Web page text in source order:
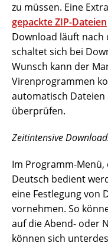
zu müssen. Eine
gepackte ZIP-Dateien
Download läuft
schaltet sich bei
Wunsch kann der
Virenprogrammen
automatisch
überprüfen.
Zeitintensive
Im Programm-Menü,
Deutsch bedient
eine Festlegung von
vornehmen. So
auf die Abend- oder
können sich